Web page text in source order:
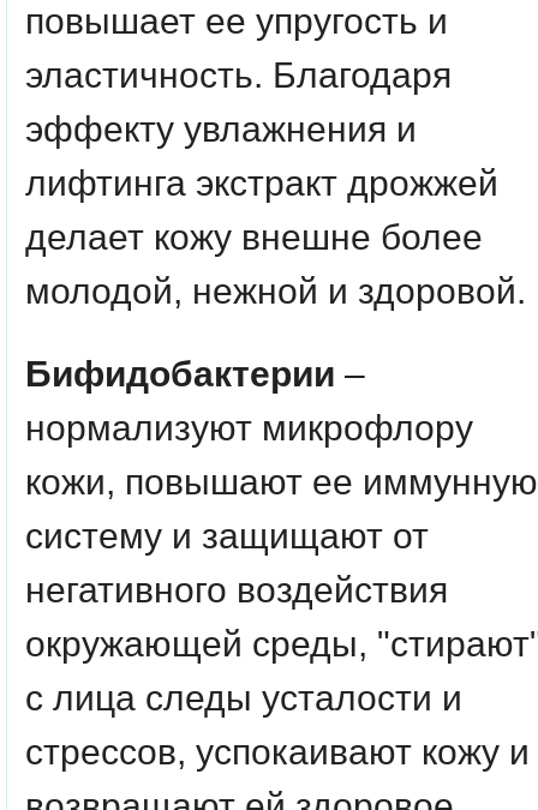
повышает ее упругость и
эластичность. Благодаря
эффекту увлажнения и
лифтинга экстракт дрожжей
делает кожу внешне более
молодой, нежной и здоровой.
Бифидобактерии –
нормализуют микрофлору
кожи, повышают ее иммунную
систему и защищают от
негативного воздействия
окружающей среды,
с лица следы усталости и
стрессов, успокаивают кожу и